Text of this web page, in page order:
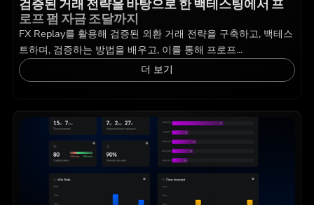
검증된 거래 전략을 바탕으로 한 백테스팅에서 프
로프 펌 자금 조달까지
FX Replay를 활용해 검증된 외환 거래 전략을 구축하고, 백테스
트하며, 검증하는 방법을 배우고, 이를 통해 프로프...
더 보기